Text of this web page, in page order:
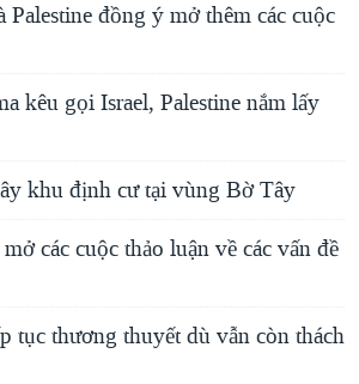
Palestine đồng ý mở thêm các cuộc
kêu gọi Israel, Palestine nắm lấy
khu định cư tại vùng Bờ Tây
các cuộc thảo luận về các vấn đề
tục thương thuyết dù vẫn còn thách